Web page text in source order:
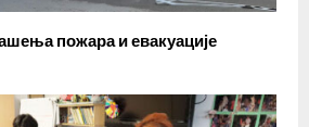
пожара и евакуације